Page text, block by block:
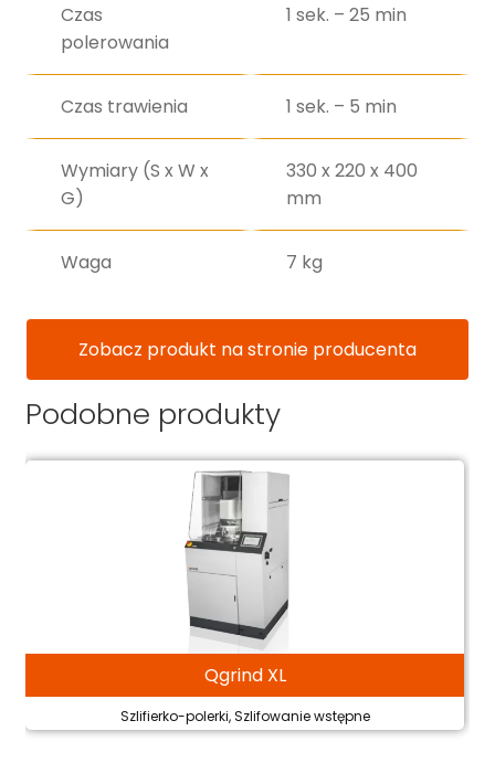
Czas
polerowania
1 sek. – 25 min
Czas trawienia 1 sek. – 5 min
Wymiary (S x W x
G)
330 x 220 x 400
mm
Waga 7 kg
Zobacz produkt na stronie producenta
Podobne produkty
Qgrind XL
Szlifierko-polerki, Szlifowanie wstępne